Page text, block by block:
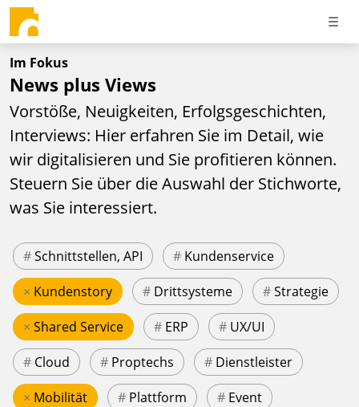
Im Fokus
News plus Views
Vorstöße, Neuigkeiten, Erfolgsgeschichten,
Interviews: Hier erfahren Sie im Detail, wie
wir digitalisieren und Sie profitieren können.
Steuern Sie über die Auswahl der Stichworte,
was Sie interessiert.
#Schnittstellen, API # Kundenservice
× Kundenstory # Drittsysteme #Strategie
× Shared Service # ERP # UX/UI
# Cloud # Proptechs # Dienstleister
× Mobilität # Plattform # Event